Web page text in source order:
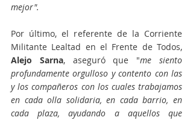
mejor".
Por último, el referente de la Corriente
Alejo Sarna, aseguró que "me siento
profundamente orgulloso y contento con las
y los compañeros con los cuales trabajamos
en cada olla solidaria, en cada barrio, en
cada plaza, ayudando a aquellos que